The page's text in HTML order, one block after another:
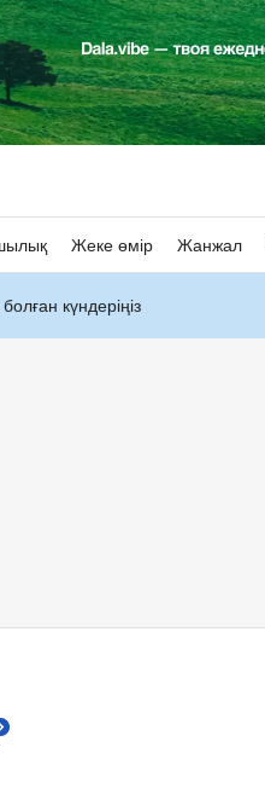
Жеке өмір Жанжал
күндеріңіз